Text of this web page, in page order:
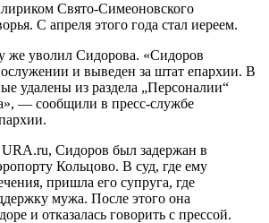
Свято-Симеоновского
С апреля этого года стал иереем.
же уволил Сидорова. «Сидоров
и выведен за штат епархии. В
удалены из раздела „Персоналии“
— сообщили в пресс-службе
Сидоров был задержан в
Кольцово. В суд, где ему
пришла его супруга, где
мужа. После этого она
и отказалась говорить с прессой.